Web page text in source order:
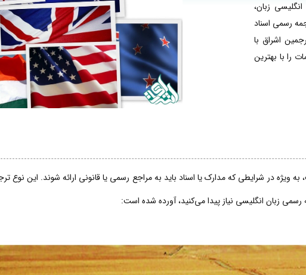
زبان،
رسمی اسناد
اشراق با
را با بهترین
ویژه در شرایطی که مدارک یا اسناد باید به مراجع رسمی یا قانونی ارائه شوند. این نوع
زبان انگلیسی نیاز پیدا می‌کنید، آورده شده است: